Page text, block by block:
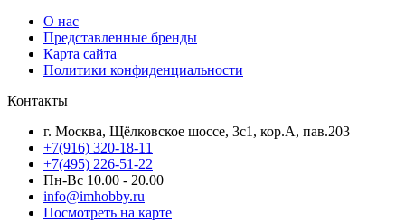
О нас
Представленные бренды
Карта сайта
Политики конфиденциальности
Контакты
г. Москва, Щёлковское шоссе, 3с1, кор.А, пав.203
+7(916) 320-18-11
+7(495) 226-51-22
Пн-Вс 10.00 - 20.00
info@imhobby.ru
Посмотреть на карте